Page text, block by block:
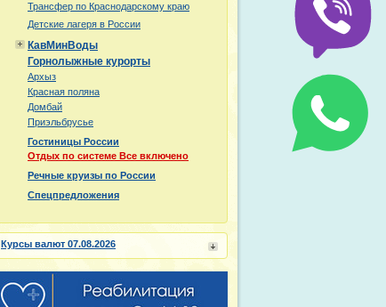
Трансфер по Краснодарскому краю
Детские лагеря в России
КавМинВоды
Горнолыжные курорты
Архыз
Красная поляна
Домбай
Приэльбрусье
Гостиницы России
Отдых по системе Все включено
Речные круизы по России
Спецпредложения
Курсы валют 07.08.2026